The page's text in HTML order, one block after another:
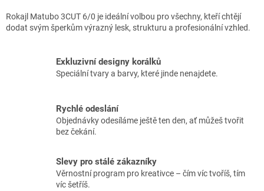
Rokajl Matubo 3CUT 6/0 je ideální volbou pro všechny, kteří chtějí
dodat svým šperkům výrazný lesk, strukturu a profesionální vzhled.
Exkluzivní designy korálků
Speciální tvary a barvy, které jinde nenajdete.
Rychlé odeslání
Objednávky odesíláme ještě ten den, ať můžeš tvořit
bez čekání.
Slevy pro stálé zákazníky
Věrnostní program pro kreativce – čím víc tvoříš, tím
víc šetříš.